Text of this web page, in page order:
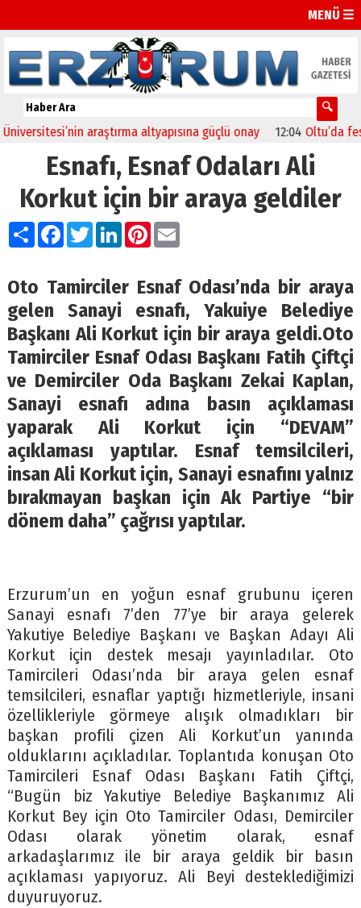
MENÜ ☰
araştırma altyapısına güçlü onay 12:04 Oltu’da
Esnafı, Esnaf Odaları Ali
Korkut için bir araya geldiler
PaylaşFacebook
TwitterLinkedIn
Pinterest
Email
Oto Tamirciler Esnaf Odası’nda bir araya
gelen Sanayi esnafı, Yakuiye Belediye
Başkanı Ali Korkut için bir araya geldi.Oto
Tamirciler Esnaf Odası Başkanı Fatih Çiftçi
ve Demirciler Oda Başkanı Zekai Kaplan,
Sanayi esnafı adına basın açıklaması
yaparak Ali Korkut için “DEVAM”
açıklaması yaptılar. Esnaf temsilcileri,
insan Ali Korkut için, Sanayi esnafını yalnız
bırakmayan başkan için Ak Partiye “bir
dönem daha” çağrısı yaptılar.
Erzurum’un en yoğun esnaf grubunu içeren
Sanayi esnafı 7’den 77’ye bir araya gelerek
Yakutiye Belediye Başkanı ve Başkan Adayı Ali
Korkut için destek mesajı yayınladılar. Oto
Tamircileri Odası’nda bir araya gelen esnaf
temsilcileri, esnaflar yaptığı hizmetleriyle, insani
özellikleriyle görmeye alışık olmadıkları bir
başkan profili çizen Ali Korkut’un yanında
olduklarını açıkladılar. Toplantıda konuşan Oto
Tamircileri Esnaf Odası Başkanı Fatih Çiftçi,
“Bugün biz Yakutiye Belediye Başkanımız Ali
Korkut Bey için Oto Tamirciler Odası, Demirciler
Odası olarak yönetim olarak, esnaf
arkadaşlarımız ile bir araya geldik bir basın
açıklaması yapıyoruz. Ali Beyi desteklediğimizi
duyuruyoruz.